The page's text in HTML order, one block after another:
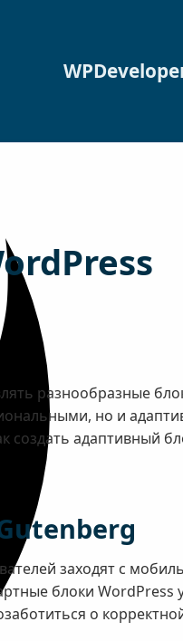
разнообразные
но и
создать адаптивный
заходят с
блоки
о